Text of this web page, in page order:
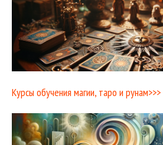
Курсы обучения магии, таро и рунам>>>